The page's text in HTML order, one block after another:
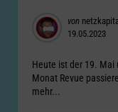
Posted
by
von
19.05.2023
Heute ist der 19. Mai
Monat Revue
mehr...